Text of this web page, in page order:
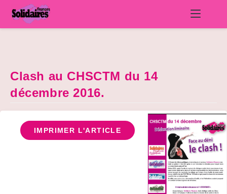
Clash au CHSCTM du 14
décembre 2016.
IMPRIMER L'ARTICLE